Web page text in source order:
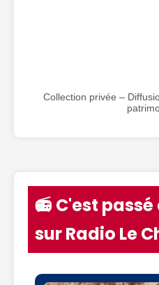
Collection privée –
📻 C'est
sur Radio Le